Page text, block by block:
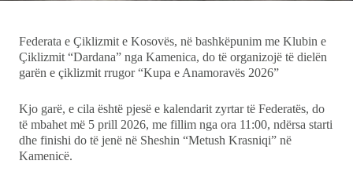
DuVideo
Federata e Çiklizmit e Kosovës, në bashkëpunim me Klubin e
Çiklizmit “Dardana” nga Kamenica, do të organizojë të dielën
garën e çiklizmit rrugor “Kupa e Anamoravës 2026”
Kjo garë, e cila është pjesë e kalendarit zyrtar të Federatës, do
të mbahet më 5 prill 2026, me fillim nga ora 11:00, ndërsa starti
dhe finishi do të jenë në Sheshin “Metush Krasniqi” në
Kamenicë.